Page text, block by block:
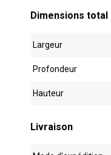
Dimensions total
Largeur
Profondeur
Hauteur
Livraison